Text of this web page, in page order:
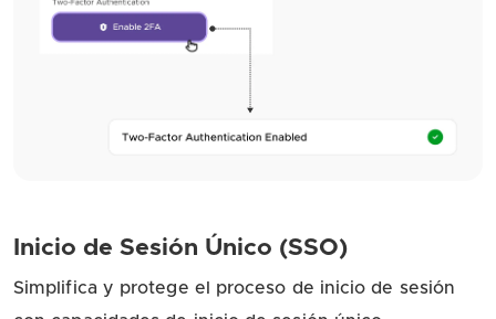
Inicio de Sesión Único (SSO)
Simplifica y protege el proceso de inicio de sesión